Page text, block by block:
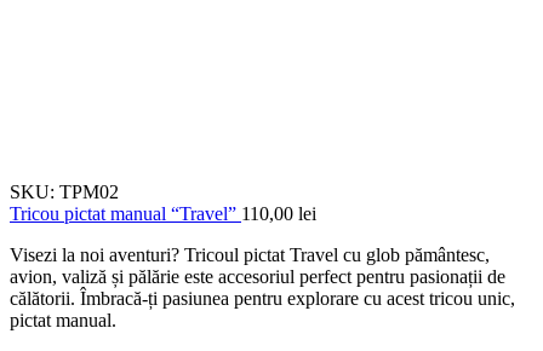
SKU: TPM02
Tricou pictat manual “Travel” 110,00 lei
Visezi la noi aventuri? Tricoul pictat Travel cu glob pământesc,
avion, valiză și pălărie este accesoriul perfect pentru pasionații de
călătorii. Îmbracă-ți pasiunea pentru explorare cu acest tricou unic,
pictat manual.